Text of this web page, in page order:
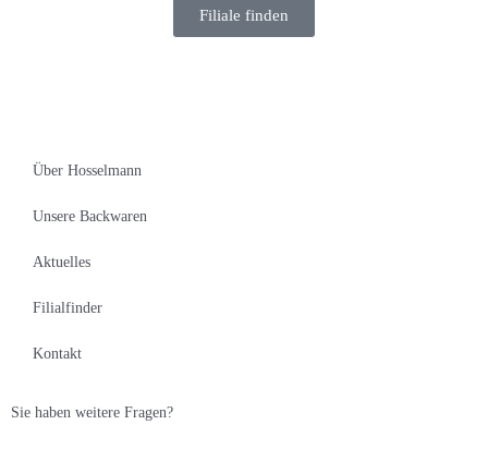
Filiale finden
Über Hosselmann
Unsere Backwaren
Aktuelles
Filialfinder
Kontakt
Sie haben weitere Fragen?